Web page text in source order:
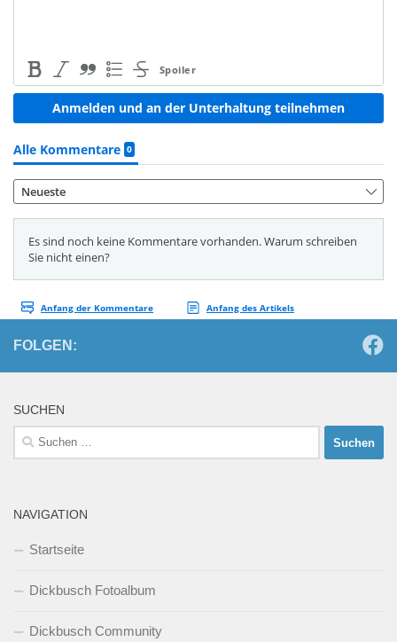
FOLGEN:
SUCHEN
Suchen
nach:
NAVIGATION
Startseite
Dickbusch Fotoalbum
Dickbusch Community